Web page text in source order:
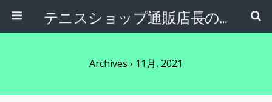
テニスショップ通販店長のブログ＠テニスショップLAFINO 西山克久
Archives › 11月, 2021